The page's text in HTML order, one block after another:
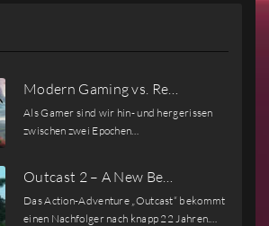
Modern Gaming vs. Re…
Als Gamer sind wir hin- und hergerissen
zwischen zwei Epochen…
Outcast 2 – A New Be…
Das Action-Adventure „Outcast“ bekommt
einen Nachfolger nach knapp 22 Jahren.…